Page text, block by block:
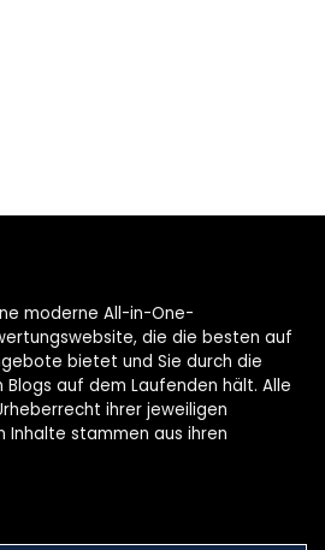
moderne All-in-One-
die die besten auf
bietet und Sie durch die
auf dem Laufenden hält. Alle
ihrer jeweiligen
Inhalte stammen aus ihren